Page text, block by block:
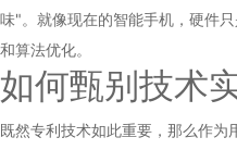
味"。就像现在的智能手机，硬件
和算法优化。
如何甄别技术
既然专利技术如此重要，那么作